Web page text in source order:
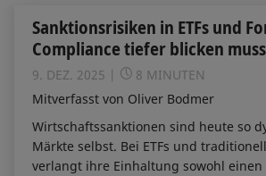
Sanktionsrisiken in ETFs und
Compliance tiefer blicken muss
9. DEZ. 2025
8 MINUTEN
Mitverfasst von Oliver Bodmer
Wirtschaftssanktionen sind heute so
Märkte selbst. Bei ETFs und
verlangt ihre Einhaltung sowohl einen